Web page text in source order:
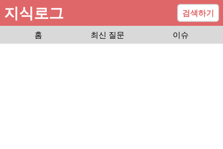
지식로그
검색하기
홈
최신 질문 이슈